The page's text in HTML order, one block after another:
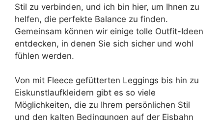
Stil zu verbinden, und ich bin hier, um Ihnen zu
helfen, die perfekte Balance zu finden.
Gemeinsam können wir einige tolle Outfit-Ideen
entdecken, in denen Sie sich sicher und wohl
fühlen werden.
Von mit Fleece gefütterten Leggings bis hin zu
Eiskunstlaufkleidern gibt es so viele
Möglichkeiten, die zu Ihrem persönlichen Stil
und den kalten Bedingungen auf der Eisbahn